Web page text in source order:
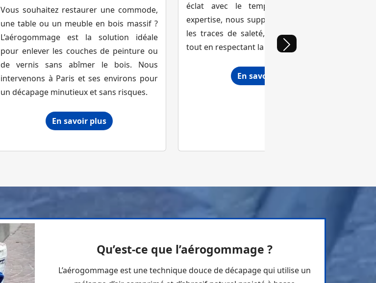
Vous souhaitez restaurer une commode,
une table ou un meuble en bois massif ?
L’aérogommage est la solution idéale
pour enlever les couches de peinture ou
de vernis sans abîmer le bois. Nous
intervenons à Paris et ses environs pour
un décapage minutieux et sans risques.
En savoir plus
éclat avec le temps. Grâce à notre
expertise, nous supprimons efficacement
les traces de saleté, vernis ou peinture,
tout en respectant la structure d’origine.
En savoir plus
Qu’est-ce que l’aérogommage ?
L’aérogommage est une technique douce de décapage qui utilise un